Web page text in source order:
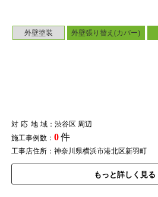
外壁塗装 外壁張り替え(カバー)
対応地域：渋谷区 周辺
施工事例数： 0件
工事店住所：神奈川県横浜市港北区新羽町
もっと詳しく見る